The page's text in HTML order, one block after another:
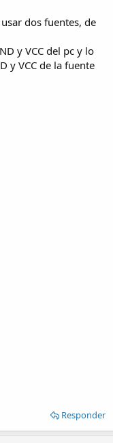
dos fuentes, de
y VCC del pc y lo
y VCC de la fuente
Responder